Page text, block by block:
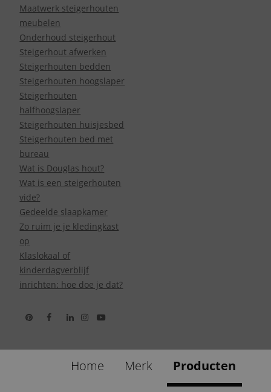
Maatwerk steigerhouten
meubelen
Onderhoud steigerhout
Steigerhout afwerken
Steigerhouten bedden
Steigerhouten hoogslaper
Steigerhouten
halfhoogslaper
Steigerhouten huisjesbed
Steigerhouten bed met
bureau
Wat is Douglas hout?
Wat is een steigerhouten
vide?
Gedeelde slaapkamer
Zo ruim je je kledingkast
op
Klaslokaal of
kinderdagverblijf
inrichten: hoe doe je dat?
Home Merk Producten